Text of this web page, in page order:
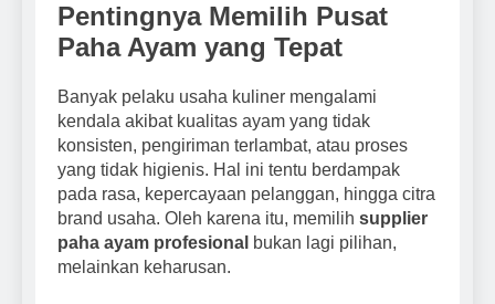
Pentingnya Memilih Pusat
Paha Ayam yang Tepat
Banyak pelaku usaha kuliner mengalami
kendala akibat kualitas ayam yang tidak
konsisten, pengiriman terlambat, atau proses
yang tidak higienis. Hal ini tentu berdampak
pada rasa, kepercayaan pelanggan, hingga citra
brand usaha. Oleh karena itu, memilih supplier
paha ayam profesional bukan lagi pilihan,
melainkan keharusan.